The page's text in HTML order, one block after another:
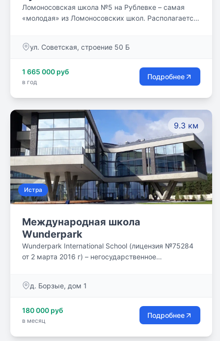
Ломоносовская школа №5 на Рублевке – самая
«молодая» из Ломоносовских школ. Располагается
Успенском шоссе. Здание школы – современный
которого позволяет реализовывать инновационные
образовательные технологии.
ул. Советская, строение 50 Б
1 665 000 руб
в год
Подробнее
9.3 км
Истра
Международная школа
Wunderpark
Wunderpark International School (лицензия №75284
от 2 марта 2016 г) – негосударственное
живописном месте на 23 км Новорижского шоссе.
программе, созданной для нас опытными
методистами. Обучение основано на принципе
д. Борзые, дом 1
180 000 руб
в месяц
Подробнее